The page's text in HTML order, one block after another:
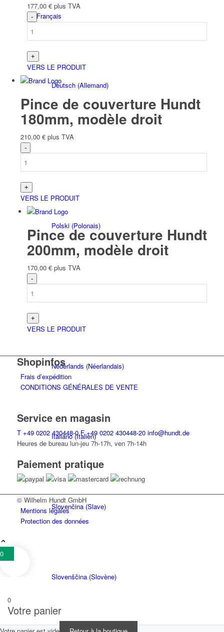
Français
Deutsch(Allemand)
English(Anglais)
Polski(Polonais)
Nederlands (Néerlandais)
Italiano(Italien)
Slovenčina(Slave)
Slovenščina(Slovène)
177,00 € plus TVA
VERS LE PRODUIT
Pince de couverture Hundt
180mm, modèle droit
210,00 € plus TVA
VERS LE PRODUIT
Pince de couverture Hundt
200mm, modèle droit
170,00 € plus TVA
VERS LE PRODUIT
Shopinfos
Frais d’expédition
CONDITIONS GÉNÉRALES DE VENTE
Service en magasin
T +49 0202 430448-0 F+49 0202 430448-20 info@hundt.de
Heures de bureau lun-jeu 7h-17h, ven 7h-14h
Paiement pratique
© Wilhelm Hundt GmbH
Mentions légales
Protection des données
0
0
Votre panier